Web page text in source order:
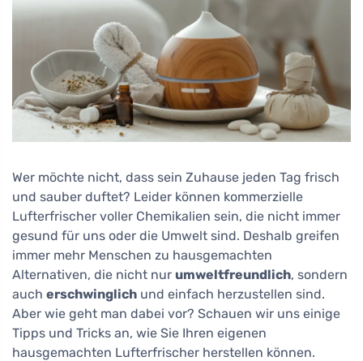
Wer möchte nicht, dass sein Zuhause jeden Tag frisch
und sauber duftet? Leider können kommerzielle
Lufterfrischer voller Chemikalien sein, die nicht immer
gesund für uns oder die Umwelt sind. Deshalb greifen
immer mehr Menschen zu hausgemachten
Alternativen, die nicht nur umweltfreundlich, sondern
auch erschwinglich und einfach herzustellen sind.
Aber wie geht man dabei vor? Schauen wir uns einige
Tipps und Tricks an, wie Sie Ihren eigenen
hausgemachten Lufterfrischer herstellen können.